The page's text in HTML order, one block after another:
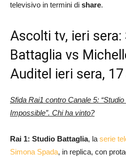
televisivo in termini di share.
Ascolti tv, ieri sera:
Battaglia vs
Auditel ieri sera,
Sfida Rai1 contro Canale 5:
Impossible”. Chi ha vinto?
Rai 1: Studio Battaglia, la serie
Simona Spada, in replica, con